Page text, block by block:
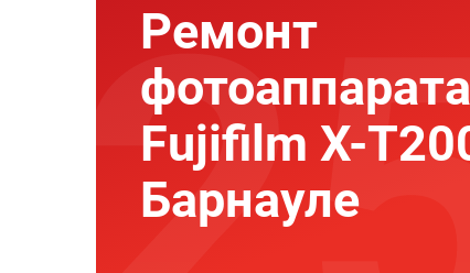
Ремонт
фотоаппарата
Fujifilm X-
Барнауле